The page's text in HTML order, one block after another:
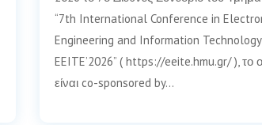
“7th International Conference in
Engineering and Information
EEITE’2026” ( https://eeite.hmu.gr/ ), το
είναι co-sponsored by…